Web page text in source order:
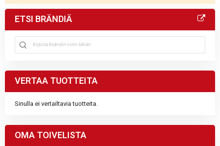
ETSI BRÄNDIÄ
VERTAA TUOTTEITA
Sinulla ei vertailtavia tuotteita.
OMA TOIVELISTA